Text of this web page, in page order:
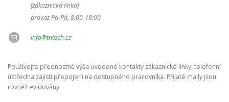
(zákaznická linka)
provoz Po-Pá, 8:00-18:00
info@tntech.cz
Používejte přednostně výše uvedené kontakty zákaznické linky, telefonní
ústředna zajistí přepojení na dostupného pracovníka. Přijaté maily jsou
rovněž evidovány.